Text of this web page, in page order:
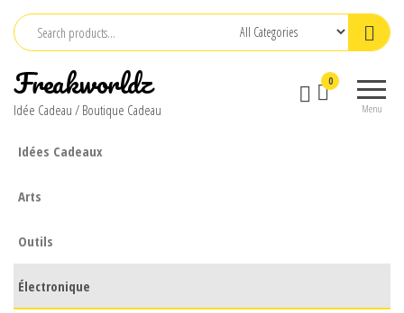
Skip
content
Freakworldz
Idée Cadeau / Boutique Cadeau Menu
0
Idées Cadeaux
Arts
Outils
Électronique